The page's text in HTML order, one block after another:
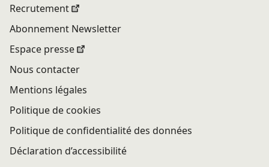
Recrutement
Abonnement Newsletter
Espace presse
Nous contacter
Mentions légales
Politique de cookies
Politique de confidentialité des données
Déclaration d’accessibilité